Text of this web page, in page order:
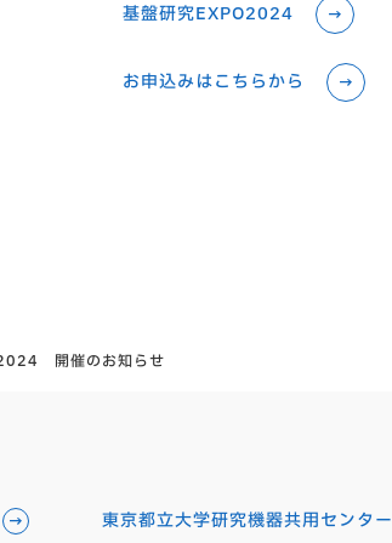
基盤研究EXPO2024
お申込みはこちらから
開催のお知らせ
東京都立大学研究機器共用センター